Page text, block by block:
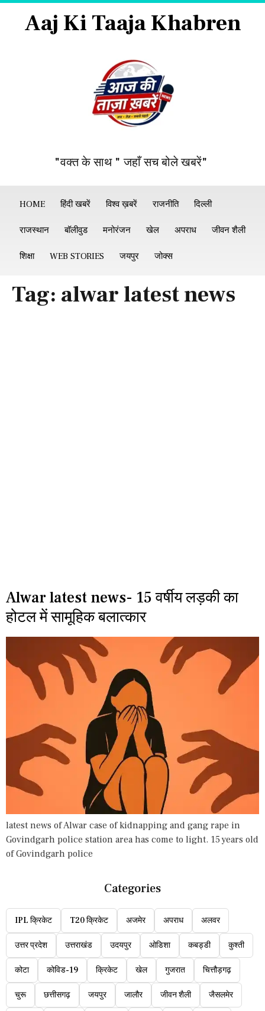
Aaj Ki Taaja Khabren
"वक्त के साथ " जहाँ सच बोले खबरें"
HOME हिंदी खबरें विश्व ख़बरें राजनीति दिल्ली
राजस्थान बॉलीवुड मनोरंजन खेल अपराध जीवन शैली
शिक्षा WEB STORIES जयपुर जोक्स
Tag: alwar latest news
Alwar latest news- 15 वर्षीय लड़की का
होटल में सामूहिक बलात्कार
latest news of Alwar case of kidnapping and gang rape in
Govindgarh police station area has come to light. 15 years old
of Govindgarh police
Categories
IPL क्रिकेट T20 क्रिकेट अजमेर अपराध अलवर
उत्तर प्रदेश उत्तराखंड उदयपुर ओडिशा कबड्डी कुश्ती
कोटा कोविड-19 क्रिकेट खेल गुजरात चित्तौड़गढ़
चुरू छत्तीसगढ़ जयपुर जालौर जीवन शैली जैसलमेर